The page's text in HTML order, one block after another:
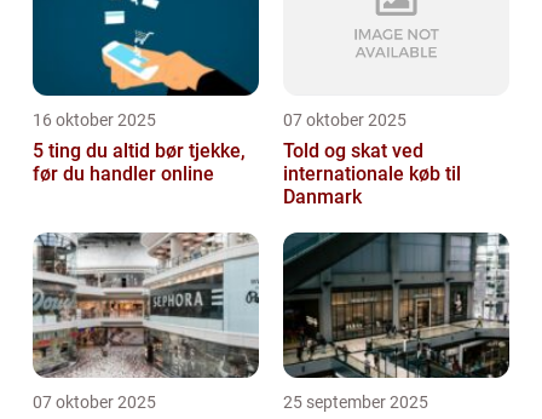
16 oktober 2025
5 ting du altid bør tjekke,
før du handler online
07 oktober 2025
Told og skat ved
internationale køb til
Danmark
07 oktober 2025 25 september 2025